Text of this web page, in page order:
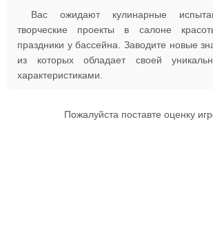
Вас ожидают кулинарные
творческие проекты в салоне
праздники у бассейна. Заводите новые
из которых обладает своей
характеристиками.
Пожалуйста поставте оценку